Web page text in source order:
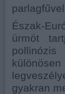
Észak-
ürmöt
gyakran